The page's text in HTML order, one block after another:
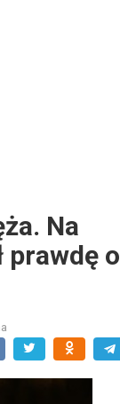
Na
prawdę o